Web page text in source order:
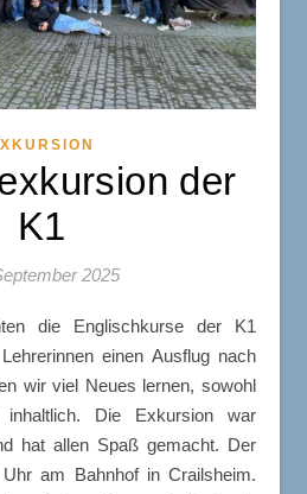
der
K1
2025
einen Ausflug nach
wir viel Neues lernen, sowohl
Die Exkursion war
hat allen Spaß gemacht. Der
am Bahnhof in Crailsheim.